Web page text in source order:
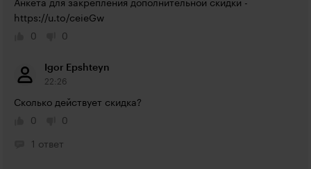
https://u.to/ceieGw
0
0
Igor Epshteyn
22:26
Сколько действует скидка?
0
0
1 ответ